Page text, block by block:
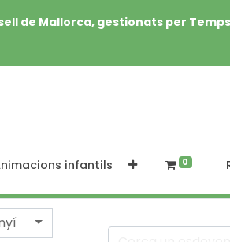
de Mallorca, gestionats per
infantils 0